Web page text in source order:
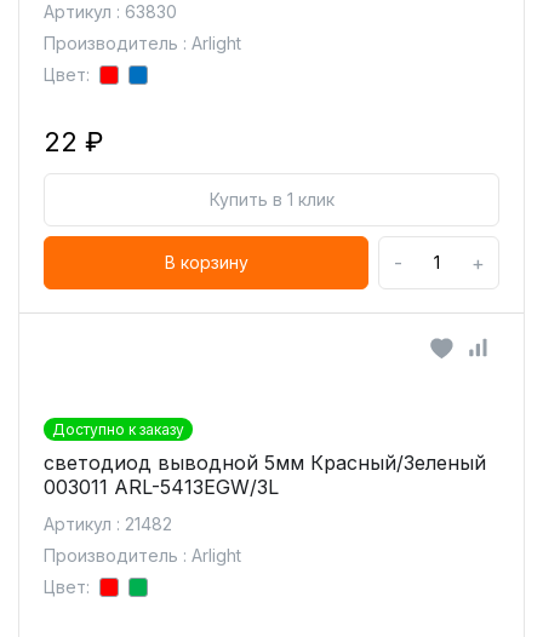
Артикул : 63830
Производитель : Arlight
Цвет:
22 ₽
Купить в 1 клик
В корзину - +
Доступно к заказу
светодиод выводной 5мм Красный/Зеленый
003011 ARL-5413EGW/3L
Артикул : 21482
Производитель : Arlight
Цвет: